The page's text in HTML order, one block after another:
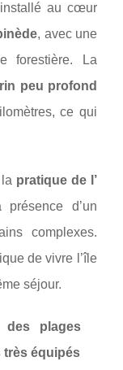
au cœur
, avec une
forestière. La
peu profond
ce qui
pratique de l’
d’un
complexes.
de vivre l’île
séjour.
des plages
très équipés